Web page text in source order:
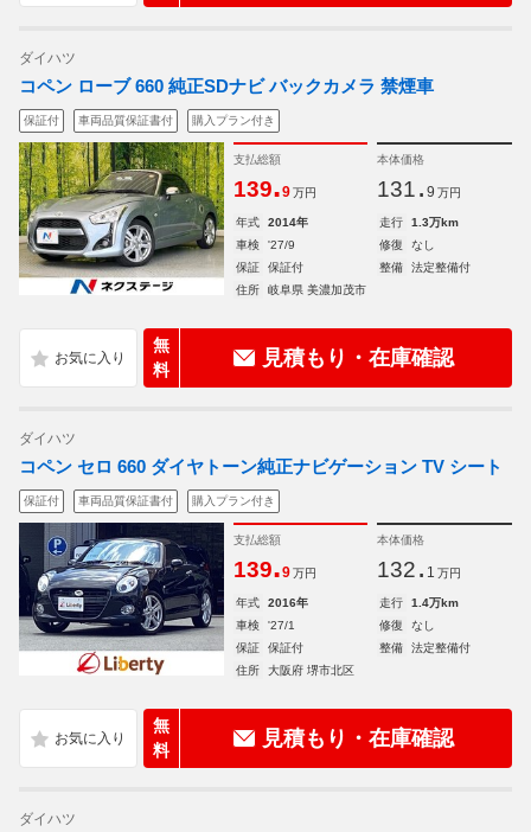
ダイハツ
コペン ローブ 660 純正SDナビ バックカメラ 禁煙車
保証付 車両品質保証書付 購入プラン付き
支払総額
139.9 万円
本体価格
131. 9 万円
年式 2014年 走行
1.3万km
車検
'27/9 修復
なし
保証
保証付 整備
法定整備付
住所
岐阜県 美濃加茂市
無
料
見積もり・在庫確認
ダイハツ
コペン セロ 660 ダイヤトーン純正ナビゲーション TV シート
保証付 車両品質保証書付 購入プラン付き
支払総額
139.9 万円
本体価格
132. 1 万円
年式 2016年 走行
1.4万km
車検
'27/1 修復
なし
保証
保証付 整備
法定整備付
住所
大阪府 堺市北区
無
料
見積もり・在庫確認
ダイハツ